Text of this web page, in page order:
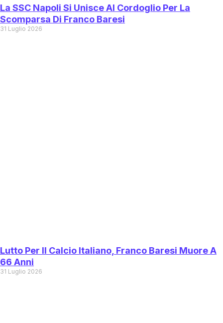
La SSC Napoli Si Unisce Al Cordoglio Per La
Scomparsa Di Franco Baresi
31 Luglio 2026
Lutto Per Il Calcio Italiano, Franco Baresi Muore A
66 Anni
31 Luglio 2026